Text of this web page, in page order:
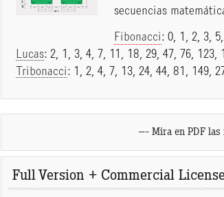
secuencias
Fibonacci: 0, 1, 2, 3,
Lucas: 2, 1, 3, 4, 7, 11, 18, 29, 47, 76, 123,
Tribonacci: 1, 2, 4, 7, 13, 24, 44, 81, 149,
–- Mira en PDF
Full Version + Commercial